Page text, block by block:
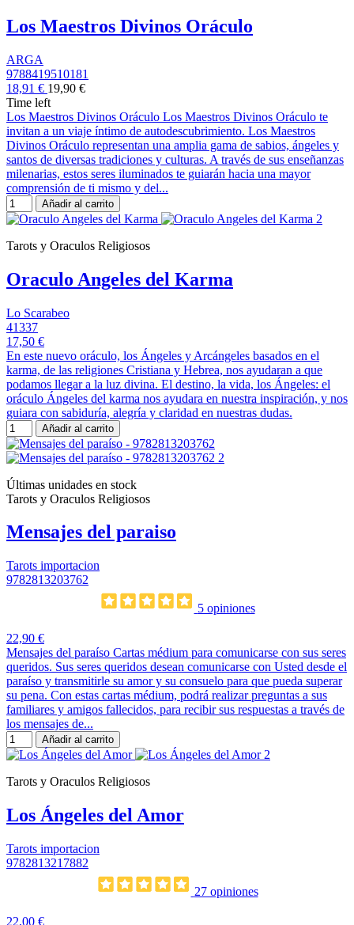
Los Maestros Divinos Oráculo
ARGA
9788419510181
18,91 € 19,90 €
Time left
Los Maestros Divinos Oráculo Los Maestros Divinos Oráculo te
invitan a un viaje íntimo de autodescubrimiento. Los Maestros
Divinos Oráculo representan una amplia gama de sabios, ángeles y
santos de diversas tradiciones y culturas. A través de sus enseñanzas
milenarias, estos seres iluminados te guiarán hacia una mayor
comprensión de ti mismo y del...
Añadir al carrito
Tarots y Oraculos Religiosos
Oraculo Angeles del Karma
Lo Scarabeo
41337
17,50 €
En este nuevo oráculo, los Ángeles y Arcángeles basados en el
karma, de las religiones Cristiana y Hebrea, nos ayudaran a que
podamos llegar a la luz divina. El destino, la vida, los Ángeles: el
oráculo Ángeles del karma nos ayudara en nuestra inspiración, y nos
guiara con sabiduría, alegría y claridad en nuestras dudas.
Añadir al carrito
Últimas unidades en stock
Tarots y Oraculos Religiosos
Mensajes del paraiso
Tarots importacion
9782813203762
5 opiniones
22,90 €
Mensajes del paraíso Cartas médium para comunicarse con sus seres
queridos. Sus seres queridos desean comunicarse con Usted desde el
paraíso y transmitirle su amor y su consuelo para que pueda superar
su pena. Con estas cartas médium, podrá realizar preguntas a sus
familiares y amigos fallecidos, para recibir sus respuestas a través de
los mensajes de...
Añadir al carrito
Tarots y Oraculos Religiosos
Los Ángeles del Amor
Tarots importacion
9782813217882
27 opiniones
22,00 €